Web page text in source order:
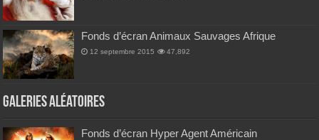
Fonds d’écran Animaux Sauvages Afrique
12 septembre 2015 47,892
Galeries Aléatoires
Fonds d’écran Hyper Agent Américain